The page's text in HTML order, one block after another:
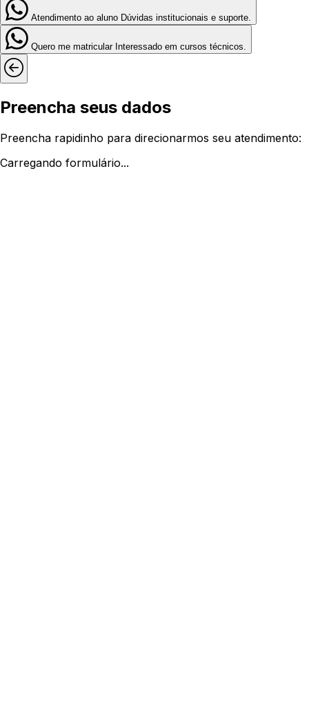
Atendimento ao aluno Dúvidas institucionais e suporte.
Quero me matricular Interessado em cursos técnicos.
Preencha seus dados
Preencha rapidinho para direcionarmos seu atendimento:
Carregando formulário...